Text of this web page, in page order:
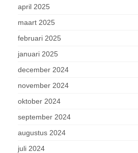
april 2025
maart 2025
februari 2025
januari 2025
december 2024
november 2024
oktober 2024
september 2024
augustus 2024
juli 2024